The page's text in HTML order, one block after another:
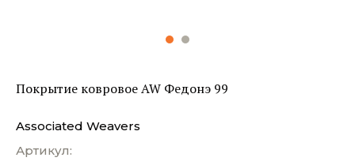
Покрытие ковровое AW Федонэ 99
Associated Weavers
Артикул: